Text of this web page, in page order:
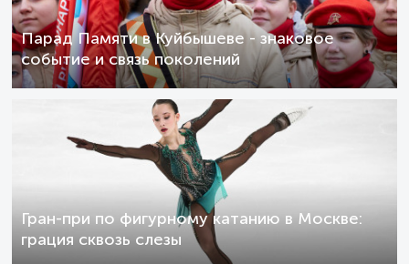
Парад Памяти в Куйбышеве - знаковое
событие и связь поколений
Гран-при по фигурному катанию в Москве:
грация сквозь слезы